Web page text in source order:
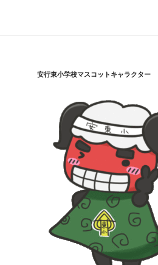
安行東小学校マスコットキャラクター